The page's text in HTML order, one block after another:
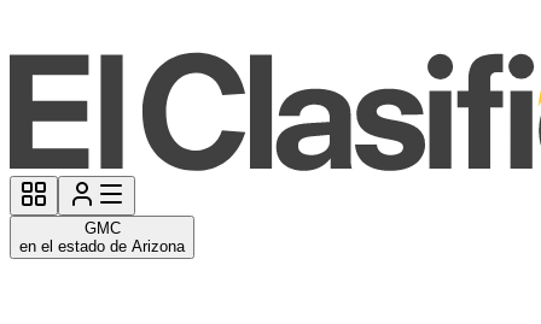
GMC
en el estado de Arizona